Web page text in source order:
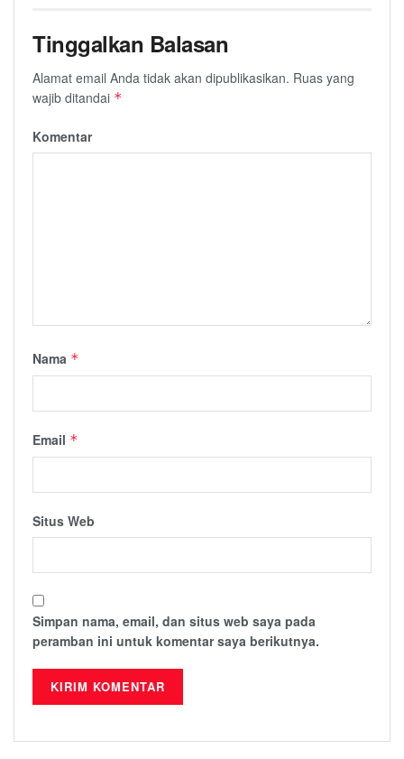
Tinggalkan Balasan
Alamat email Anda tidak akan dipublikasikan. Ruas yang
wajib ditandai *
Komentar
Nama *
Email *
Situs Web
Simpan nama, email, dan situs web saya pada
peramban ini untuk komentar saya berikutnya.